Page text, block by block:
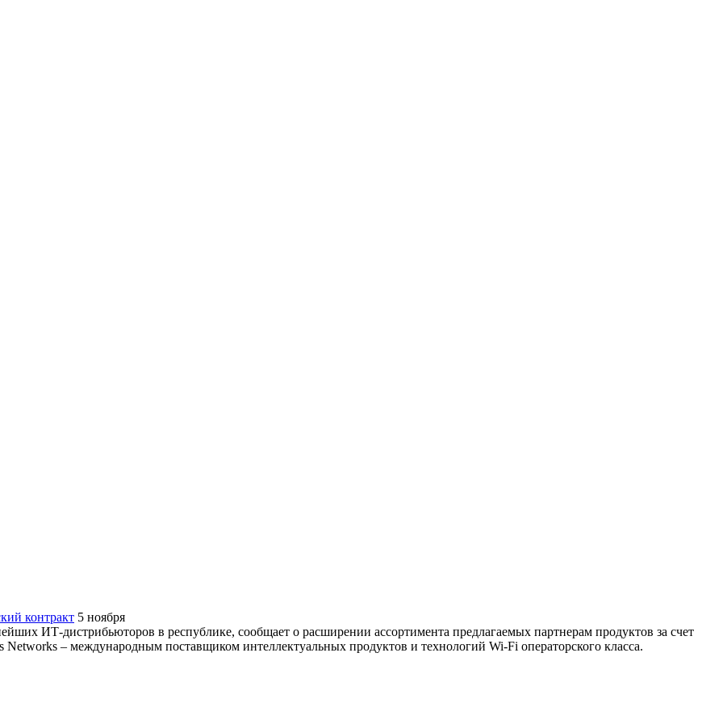
контракт 5 ноября
ИТ-дистрибьюторов в республике, сообщает о расширении ассортимента предлагаемых партнерам продуктов за счет
– международным поставщиком интеллектуальных продуктов и технологий Wi-Fi операторского класса.